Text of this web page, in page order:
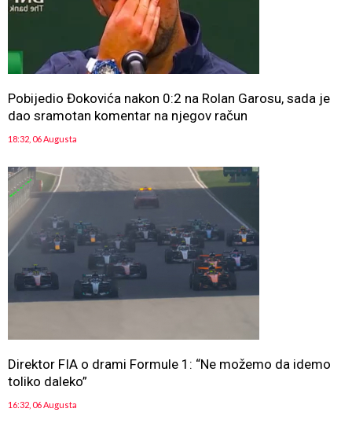
Pobijedio Đokovića nakon 0:2 na Rolan Garosu, sada je
dao sramotan komentar na njegov račun
18:32, 06 Augusta
Direktor FIA o drami Formule 1: “Ne možemo da idemo
toliko daleko”
16:32, 06 Augusta